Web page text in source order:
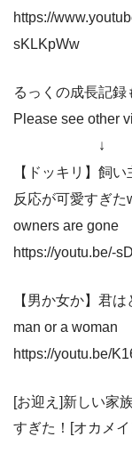
https://
sKLKpWw
るっくの成長記
Please see other
↓
【ドッキリ】飼
反応が可愛すぎ
owners are gone
https://youtu.be/-
【男か女か】君
man or a woman
https://youtu.be/
[お迎え]新しい家
すぎた！[オカメ